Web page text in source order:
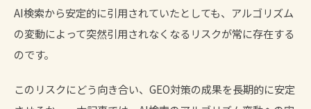
AI検索から安定的に引用されていたとしても、アルゴリズム
の変動によって突然引用されなくなるリスクが常に存在する
のです。
このリスクにどう向き合い、GEO対策の成果を長期的に安定